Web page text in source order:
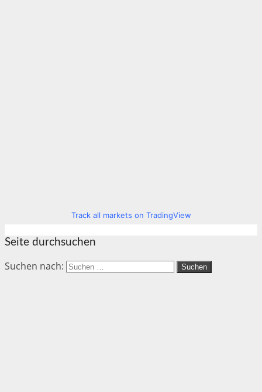
Track all markets on TradingView
Seite durchsuchen
Suchen nach: